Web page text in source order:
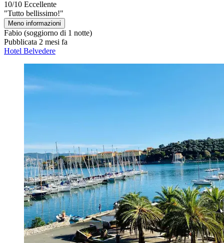
10/10 Eccellente
"Tutto bellissimo!"
Meno informazioni
Fabio (soggiorno di 1 notte)
Pubblicata 2 mesi fa
Hotel Belvedere